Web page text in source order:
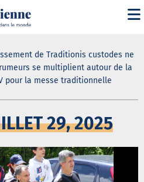
de Traditionis custodes ne
se multiplient autour de la
pour la messe traditionnelle
29, 2025